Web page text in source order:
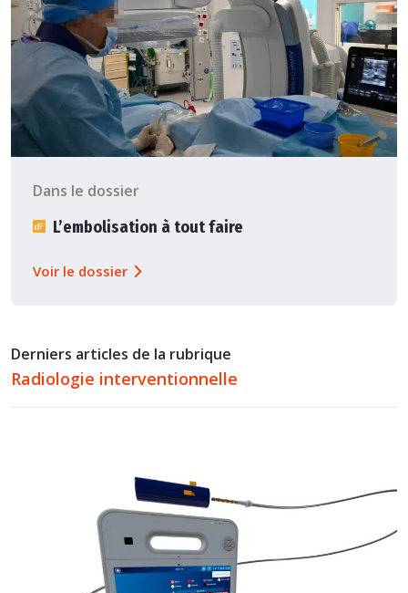
Dans le dossier
L’embolisation à tout faire
Voir le dossier
Derniers articles de la rubrique
Radiologie interventionnelle